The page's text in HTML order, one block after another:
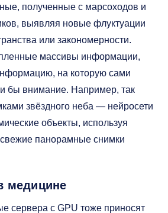
полученные с марсоходов и
выявляя новые флуктуации
или закономерности.
массивы информации,
на которую сами
бы внимание. Например, так
звёздного неба — нейросети
объекты, используя
панорамные снимки
медицине
сервера с GPU тоже приносят